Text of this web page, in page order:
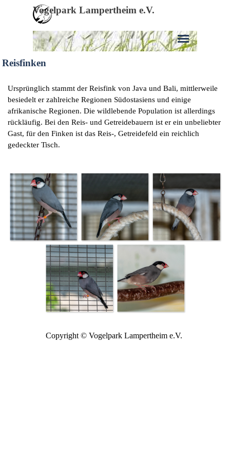
Direkt zum Seiteninhalt
Vogelpark Lampertheim e.V.
Menü überspringen
Reisfinken
Ursprünglich stammt der Reisfink von Java und Bali, mittlerweile
besiedelt er zahlreiche Regionen Südostasiens und einige
afrikanische Regionen. Die wildlebende Population ist allerdings
rückläufig. Bei den Reis- und Getreidebauern ist er ein unbeliebter
Gast, für den Finken ist das Reis-, Getreidefeld ein reichlich
gedeckter Tisch.
Copyright © Vogelpark Lampertheim e.V.